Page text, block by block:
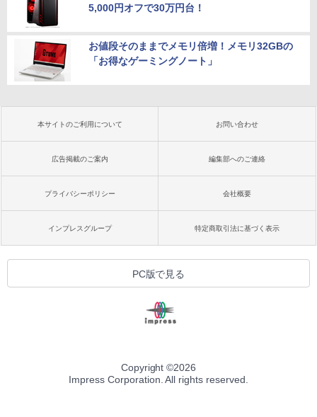
5,000円オフで30万円台！
お値段そのままでメモリ倍増！メモリ32GBの
「お得なゲーミングノート」
本サイトのご利用について お問い合わせ
広告掲載のご案内 編集部へのご連絡
プライバシーポリシー 会社概要
インプレスグループ 特定商取引法に基づく表示
PC版で見る
Copyright ©2026
Impress Corporation. All rights reserved.